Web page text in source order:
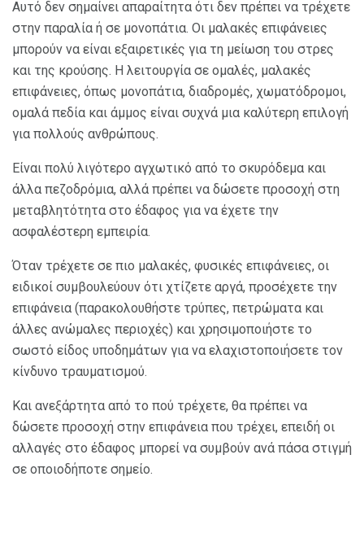
Αυτό δεν σημαίνει απαραίτητα ότι δεν πρέπει να τρέχετε
στην παραλία ή σε μονοπάτια. Οι μαλακές επιφάνειες
μπορούν να είναι εξαιρετικές για τη μείωση του στρες
και της κρούσης. Η λειτουργία σε ομαλές, μαλακές
επιφάνειες, όπως μονοπάτια, διαδρομές, χωματόδρομοι,
ομαλά πεδία και άμμος είναι συχνά μια καλύτερη επιλογή
για πολλούς ανθρώπους.
Είναι πολύ λιγότερο αγχωτικό από το σκυρόδεμα και
άλλα πεζοδρόμια, αλλά πρέπει να δώσετε προσοχή στη
μεταβλητότητα στο έδαφος για να έχετε την
ασφαλέστερη εμπειρία.
Όταν τρέχετε σε πιο μαλακές, φυσικές επιφάνειες, οι
ειδικοί συμβουλεύουν ότι χτίζετε αργά, προσέχετε την
επιφάνεια (παρακολουθήστε τρύπες, πετρώματα και
άλλες ανώμαλες περιοχές) και χρησιμοποιήστε το
σωστό είδος υποδημάτων για να ελαχιστοποιήσετε τον
κίνδυνο τραυματισμού.
Και ανεξάρτητα από το πού τρέχετε, θα πρέπει να
δώσετε προσοχή στην επιφάνεια που τρέχει, επειδή οι
αλλαγές στο έδαφος μπορεί να συμβούν ανά πάσα στιγμή
σε οποιοδήποτε σημείο.